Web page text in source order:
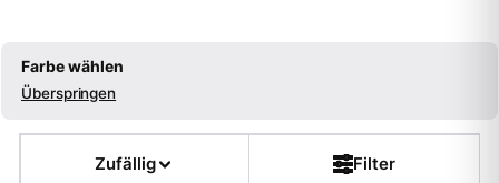
Preis
Farbe wählen
Überspringen
Zufällig Filter